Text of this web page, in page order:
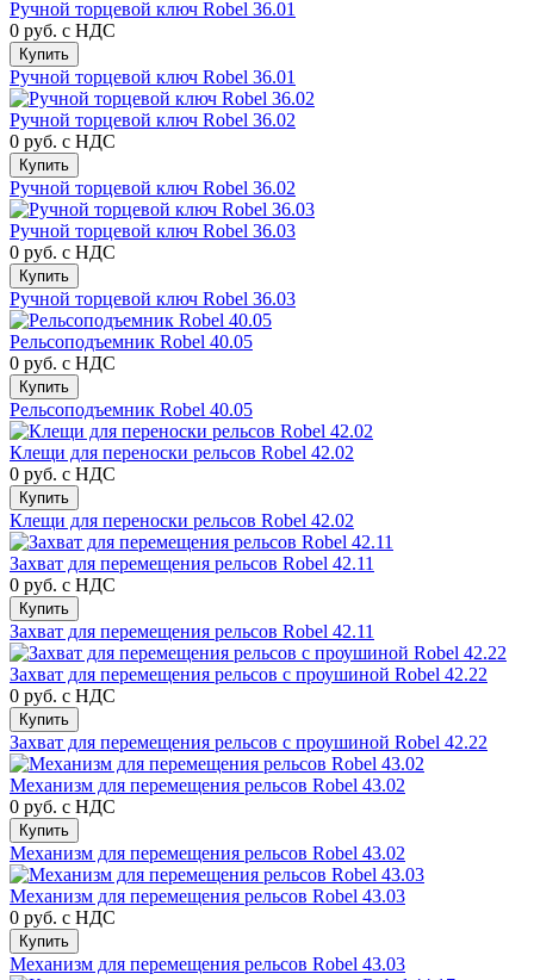
Ручной торцевой ключ Robel 36.01
0 руб. с НДС
Купить
Ручной торцевой ключ Robel 36.01
Ручной торцевой ключ Robel 36.02
0 руб. с НДС
Купить
Ручной торцевой ключ Robel 36.02
Ручной торцевой ключ Robel 36.03
0 руб. с НДС
Купить
Ручной торцевой ключ Robel 36.03
Рельсоподъемник Robel 40.05
0 руб. с НДС
Купить
Рельсоподъемник Robel 40.05
Клещи для переноски рельсов Robel 42.02
0 руб. с НДС
Купить
Клещи для переноски рельсов Robel 42.02
Захват для перемещения рельсов Robel 42.11
0 руб. с НДС
Купить
Захват для перемещения рельсов Robel 42.11
Захват для перемещения рельсов с проушиной Robel 42.22
0 руб. с НДС
Купить
Захват для перемещения рельсов с проушиной Robel 42.22
Механизм для перемещения рельсов Robel 43.02
0 руб. с НДС
Купить
Механизм для перемещения рельсов Robel 43.02
Механизм для перемещения рельсов Robel 43.03
0 руб. с НДС
Купить
Механизм для перемещения рельсов Robel 43.03